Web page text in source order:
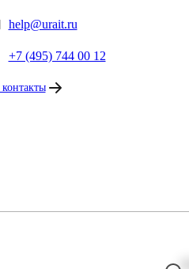
help@urait.ru
+7 (495) 744 00 12